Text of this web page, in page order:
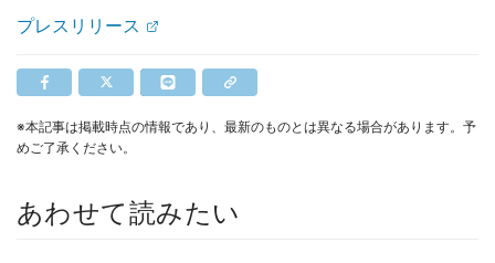
プレスリリース
※本記事は掲載時点の情報であり、最新のものとは異なる場合があります。予
めご了承ください。
あわせて読みたい